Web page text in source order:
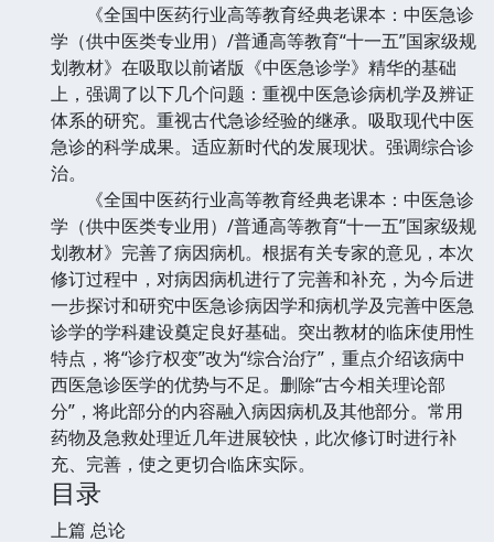
《全国中医药行业高等教育经典老课本：中医急诊
学（供中医类专业用）/普通高等教育“十一五”国家级规
划教材》在吸取以前诸版《中医急诊学》精华的基础
上，强调了以下几个问题：重视中医急诊病机学及辨证
体系的研究。重视古代急诊经验的继承。吸取现代中医
急诊的科学成果。适应新时代的发展现状。强调综合诊
治。
《全国中医药行业高等教育经典老课本：中医急诊
学（供中医类专业用）/普通高等教育“十一五”国家级规
划教材》完善了病因病机。根据有关专家的意见，本次
修订过程中，对病因病机进行了完善和补充，为今后进
一步探讨和研究中医急诊病因学和病机学及完善中医急
诊学的学科建设奠定良好基础。突出教材的临床使用性
特点，将“诊疗权变”改为“综合治疗”，重点介绍该病中
西医急诊医学的优势与不足。删除“古今相关理论部
分”，将此部分的内容融入病因病机及其他部分。常用
药物及急救处理近几年进展较快，此次修订时进行补
充、完善，使之更切合临床实际。
目录
上篇 总论